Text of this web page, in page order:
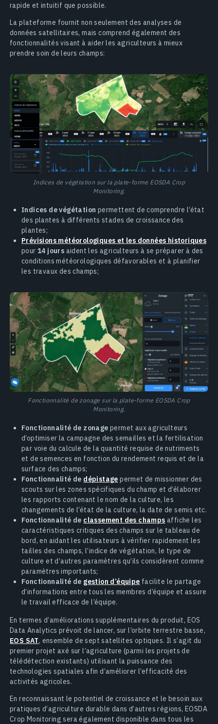
rapide et intuitif que possible.
La plateforme fournit non seulement des analyses de
données satellitaires, mais comprend également des
fonctionnalités visant à aider les agriculteurs à mieux
prendre soin de leurs champs:
Indices de végétation sur la plate-forme EOSDA Crop
Monitoring.
Indices de végétation permettent de comprendre l’état
des plantes à différents stades de croissance des
plantes;
Prévisions météorologiques et les données historiques
pour 14 jours aident les agriculteurs à se préparer à des
conditions météorologiques défavorables et à planifier
les travaux des champs;
Fonctionnalité de zonage sur la plate-forme EOSDA Crop
Monitoring.
Fonctionnalité de zonage permet aux agriculteurs
d’optimiser la campagne des semailles et la fertilisation
par voie du calcule de la quantité requise de nutriments
et de semences en fonction du rendement requis et de la
surface des champs;
Fonctionnalité de dépistage permet de missionner des
scouts sur les zones spécifiques du champ et d’élaborer
les rapports contenant le nom de la culture, les
changements de l’état de la culture, la date de semis etc.
Fonctionnalité de classement des champs affiche les
caractéristiques critiques des champs sur le tableau de
bord, en aidant les utilisateurs à vérifier rapidement les
tailles des champs, l’indice de végétation, le type de
culture et d’autres paramètres qu’ils considèrent comme
paramètres importants;
Fonctionnalité de gestion d’équipe facilite le partage
d’informations entre tous les membres d’équipe et assure
le travail efficace de l’équipe.
En termes d’améliorations supplémentaires du produit, EOS
Data Analytics prévoit de lancer, sur l’orbite terrestre basse,
EOS SAT, ensemble de sept satellites optiques. Il s’agit du
premier projet axé sur l’agriculture (parmi les projets de
télédétection existants) utilisant la puissance des
technologies spatiales afin d’améliorer l’efficacité des
activités agricoles.
En reconnaissant le potentiel de croissance et le besoin aux
pratiques d’agriculture durable dans d’autres régions, EOSDA
Crop Monitoring sera également disponible dans tous les